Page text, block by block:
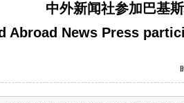
中外新闻社参加巴基
Abroad News Press